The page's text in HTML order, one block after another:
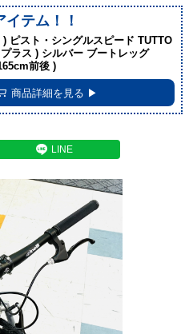
テム！！
ピスト・シングルスピード TUTTO
ラス ) シルバー ブートレッグ
前後 )
商品詳細を見る ▶︎
LINE